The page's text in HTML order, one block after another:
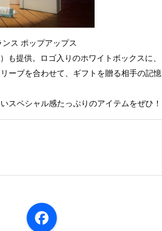
ス ポップアップス
も提供。ロゴ入りのホワイトボックスに、
ーブを合わせて、ギフトを贈る相手の記憶
スペシャル感たっぷりのアイテムをぜひ！